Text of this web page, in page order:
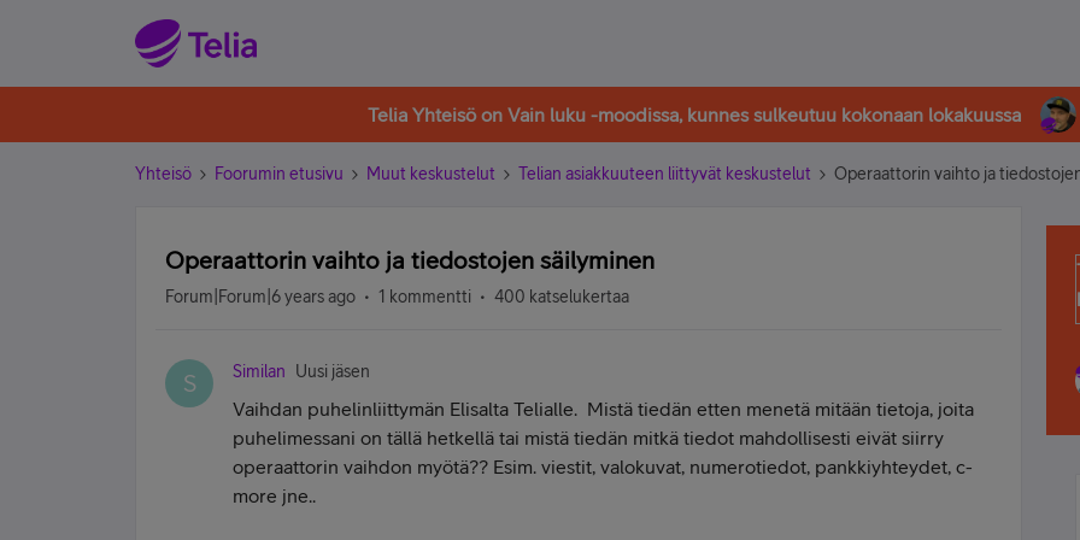
Telia Yhteisö on Vain luku -moodissa, kunnes sulkeutuu kokonaan lokakuussa
Yhteisö Foorumin etusivu Muut keskustelut Telian asiakkuuteen liittyvät keskustelut Operaattorin vaihto ja
Operaattorin vaihto ja tiedostojen säilyminen
Forum|Forum|6 years ago 1 kommentti 400 katselukertaa
S Similan Uusi jäsen
Vaihdan puhelinliittymän Elisalta Telialle. Mistä tiedän etten menetä mitään tietoja, joita
puhelimessani on tällä hetkellä tai mistä tiedän mitkä tiedot mahdollisesti eivät siirry
operaattorin vaihdon myötä?? Esim. viestit, valokuvat, numerotiedot, pankkiyhteydet, c-
more jne..